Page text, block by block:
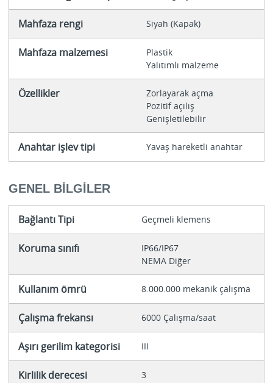
Mahfaza rengi Siyah (Kapak)
Mahfaza malzemesi
Plastik
Yalıtımlı malzeme
Özellikler
Zorlayarak açma
Pozitif açılış
Genişletilebilir
Anahtar işlev tipi Yavaş hareketli anahtar
GENEL BILGILER
Bağlantı Tipi Geçmeli klemens
Koruma sınıfı
IP66/IP67
NEMA Diğer
Kullanım ömrü 8.000.000 mekanik çalışma
Çalışma frekansı 6000 Çalışma/saat
Aşırı gerilim kategorisi III
Kirlilik derecesi 3